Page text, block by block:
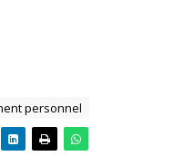
personnel